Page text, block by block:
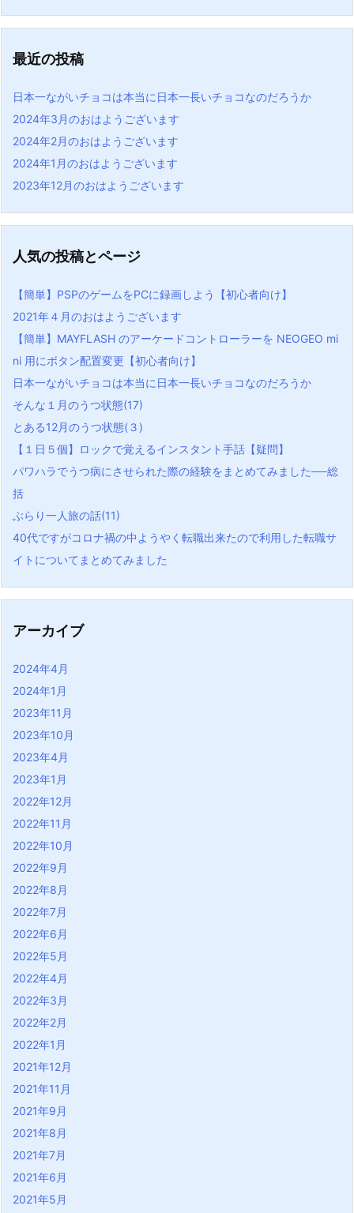
最近の投稿
日本一ながいチョコは本当に日本一長いチョコなのだろうか
2024年3月のおはようございます
2024年2月のおはようございます
2024年1月のおはようございます
2023年12月のおはようございます
人気の投稿とページ
【簡単】PSPのゲームをPCに録画しよう【初心者向け】
2021年４月のおはようございます
【簡単】MAYFLASH のアーケードコントローラーを NEOGEO mi
ni 用にボタン配置変更【初心者向け】
日本一ながいチョコは本当に日本一長いチョコなのだろうか
そんな１月のうつ状態(17)
とある12月のうつ状態(３)
【１日５個】ロックで覚えるインスタント手話【疑問】
パワハラでうつ病にさせられた際の経験をまとめてみました──総
括
ぶらり一人旅の話(11)
40代ですがコロナ禍の中ようやく転職出来たので利用した転職サ
イトについてまとめてみました
アーカイブ
2024年4月
2024年1月
2023年11月
2023年10月
2023年4月
2023年1月
2022年12月
2022年11月
2022年10月
2022年9月
2022年8月
2022年7月
2022年6月
2022年5月
2022年4月
2022年3月
2022年2月
2022年1月
2021年12月
2021年11月
2021年9月
2021年8月
2021年7月
2021年6月
2021年5月